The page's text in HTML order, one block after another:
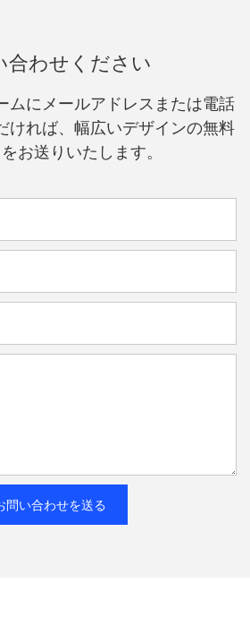
合わせください
ムにメールアドレスまたは電話
ければ、幅広いデザインの無料
お送りいたします。
問い合わせを送る